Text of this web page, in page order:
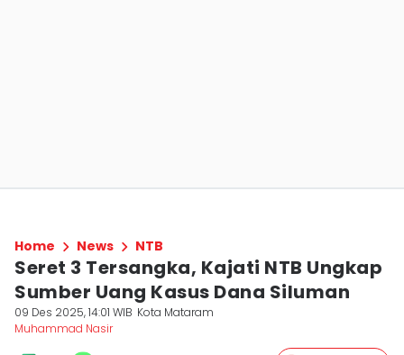
Home News NTB
Seret 3 Tersangka, Kajati NTB Ungkap
Sumber Uang Kasus Dana Siluman
09 Des 2025, 14:01 WIB Kota Mataram
Muhammad Nasir